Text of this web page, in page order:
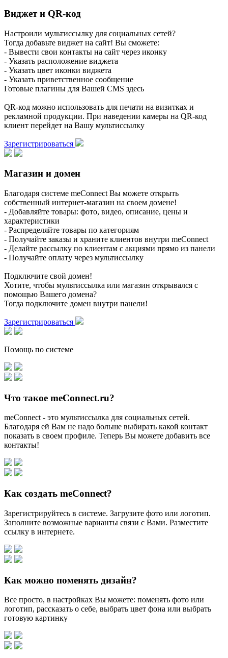
Виджет и QR-код
Настроили мультиссылку для социальных сетей?
Тогда добавьте виджет на сайт! Вы сможете:
- Вывести свои контакты на сайт через иконку
- Указать расположение виджета
- Указать цвет иконки виджета
- Указать приветственное сообщение
Готовые плагины для Вашей CMS здесь
QR-код можно использовать для печати на визитках и
рекламной продукции. При наведении камеры на QR-код
клиент перейдет на Вашу мультиссылку
Зарегистрироваться
Магазин и домен
Благодаря системе meConnect Вы можете открыть
собственный интернет-магазин на своем домене!
- Добавляйте товары: фото, видео, описание, цены и
характеристики
- Распределяйте товары по категориям
- Получайте заказы и храните клиентов внутри meConnect
- Делайте рассылку по клиентам с акциями прямо из панели
- Получайте оплату через мультиссылку
Подключите свой домен!
Хотите, чтобы мультиссылка или магазин открывался с
помощью Вашего домена?
Тогда подключите домен внутри панели!
Зарегистрироваться
Помощь по системе
Что такое meConnect.ru?
meConnect - это мультиссылка для социальных сетей.
Благодаря ей Вам не надо больше выбирать какой контакт
показать в своем профиле. Теперь Вы можете добавить все
контакты!
Как создать meConnect?
Зарегистрируйтесь в системе. Загрузите фото или логотип.
Заполните возможные варианты связи с Вами. Разместите
ссылку в интернете.
Как можно поменять дизайн?
Все просто, в настройках Вы можете: поменять фото или
логотип, рассказать о себе, выбрать цвет фона или выбрать
готовую картинку